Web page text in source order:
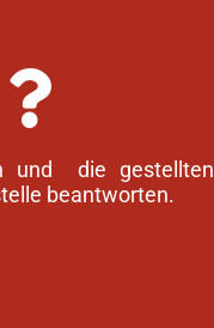
und die gestellten
beantworten.